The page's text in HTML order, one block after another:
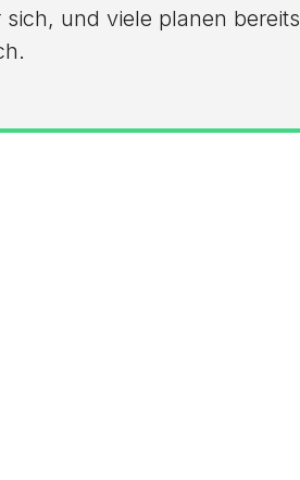
und viele planen bereits